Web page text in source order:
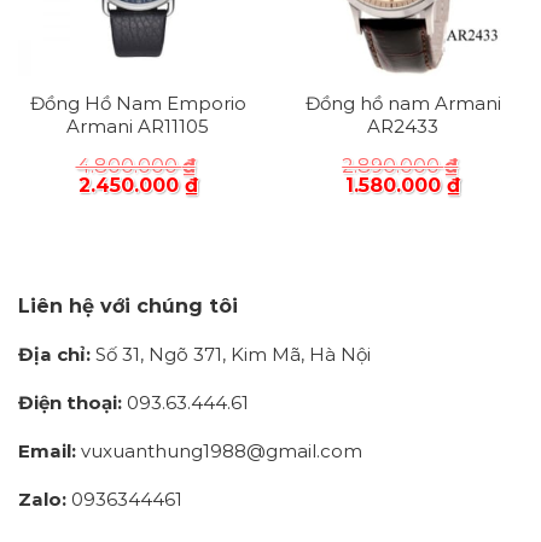
Đồng Hồ Nam Emporio
Armani AR11105
4.800.000₫
2.450.000₫
Đồng hồ nam Armani
AR2433
2.890.000₫
1.580.000₫
Liên hệ với chúng tôi
Địa chỉ: Số 31, Ngõ 371, Kim Mã, Hà Nội
Điện thoại: 093.63.444.61
Email: vuxuanthung1988@gmail.com
Zalo: 0936344461